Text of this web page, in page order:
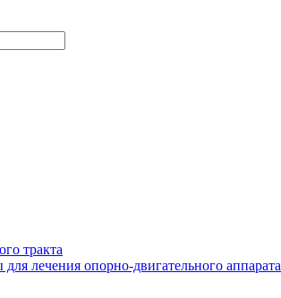
тракта
лечения опорно-двигательного аппарата